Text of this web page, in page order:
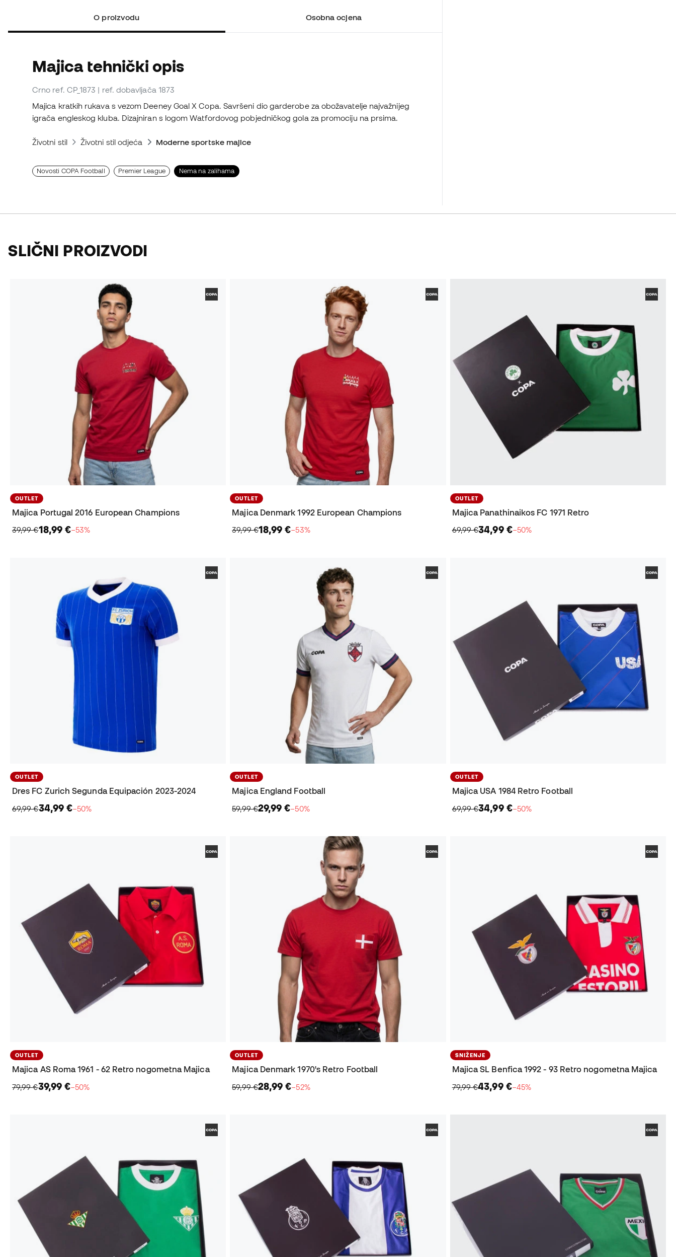
O proizvodu Osobna ocjena
Majica tehnički opis
Crno ref. CP_1873 | ref. dobavljača 1873
Majica kratkih rukava s vezom Deeney Goal X Copa. Savršeni dio garderobe za obožavatelje najvažnijeg
igrača engleskog kluba. Dizajniran s logom Watfordovog pobjedničkog gola za promociju na prsima.
Životni stil Životni stil odjeća Moderne sportske majice
Novosti COPA Football Premier League Nema na zalihama
SLIČNI PROIZVODI
OUTLET
Majica Portugal 2016 European Champions
39,99 €18,99 €−53%
OUTLET
Majica Denmark 1992 European Champions
39,99 €18,99 €−53%
OUTLET
Majica Panathinaikos FC 1971 Retro
69,99 €34,99 €−50%
OUTLET
Dres FC Zurich Segunda Equipación 2023-2024
69,99 €34,99 €−50%
OUTLET
Majica England Football
59,99 €29,99 €−50%
OUTLET
Majica USA 1984 Retro Football
69,99 €34,99 €−50%
OUTLET
Majica AS Roma 1961 - 62 Retro nogometna Majica
79,99 €39,99 €−50%
OUTLET
Majica Denmark 1970's Retro Football
59,99 €28,99 €−52%
SNIŽENJE
Majica SL Benfica 1992 - 93 Retro nogometna Majica
79,99 €43,99 €−45%